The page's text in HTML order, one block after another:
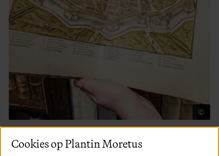
©
Een Italiaanse blik op de Nederlanden -
Lodovico Guicciardini
Cookies op Plantin Moretus